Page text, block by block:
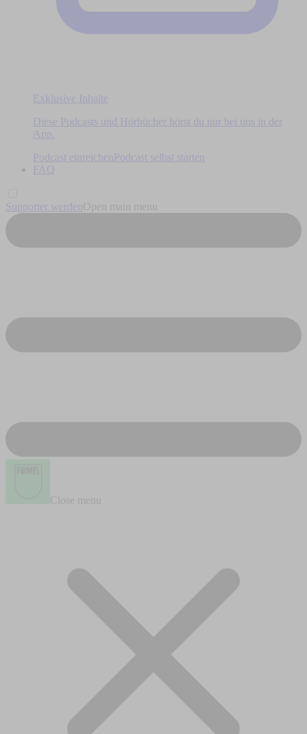
Exklusive Inhalte
Diese Podcasts und Hörbücher hörst du nur bei uns in der
App.
Podcast einreichen
Podcast selbst starten
FAQ
Supporter werden Open main menu
Close menu